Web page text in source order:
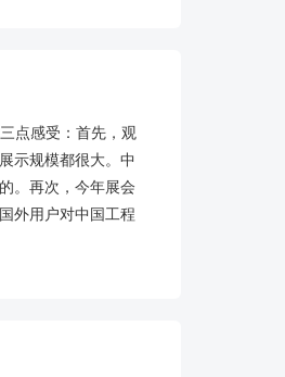
点感受：首先，观
示规模都很大。中
。再次，今年展会
外用户对中国工程